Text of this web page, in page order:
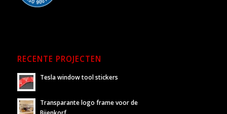
RECENTE PROJECTEN
Tesla window tool stickers
Transparante logo frame voor de